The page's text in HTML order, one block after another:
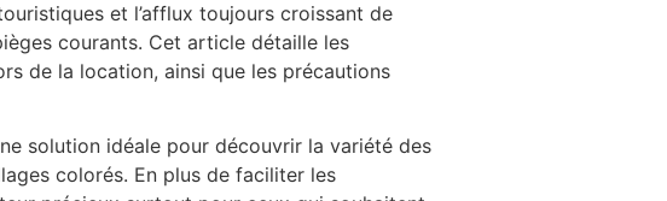
et l’afflux toujours croissant de
courants. Cet article détaille les
de la location, ainsi que les précautions
solution idéale pour découvrir la variété des
colorés. En plus de faciliter les